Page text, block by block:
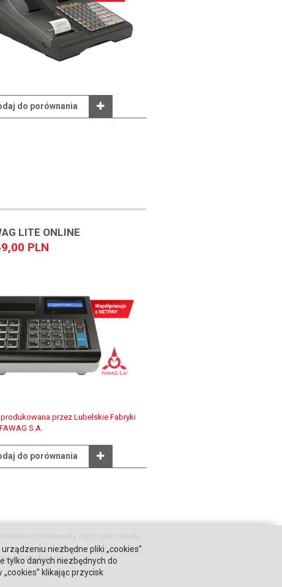
do porównania
LITE ONLINE
PLN
przez Lubelskie Fabryki
S.A.
do porównania
funkcji.
niezbędne pliki „cookies”
tylko danych niezbędnych do
klikając przycisk